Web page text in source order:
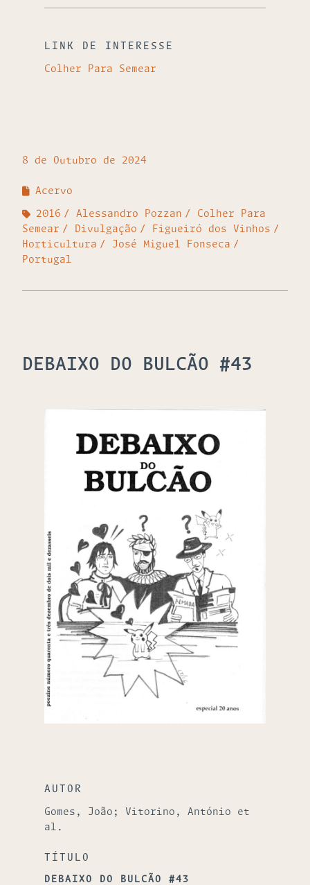
LINK DE INTERESSE
Colher Para Semear
8 de Outubro de 2024
Acervo
2016 Alessandro Pozzan
Colher Para
Semear
Divulgação
Figueiró dos Vinhos
Horticultura
José Miguel Fonseca
Portugal
DEBAIXO DO BULCÃO #43
AUTOR
Gomes, João; Vitorino, António et
al.
TÍTULO
DEBAIXO DO BULCÃO #43